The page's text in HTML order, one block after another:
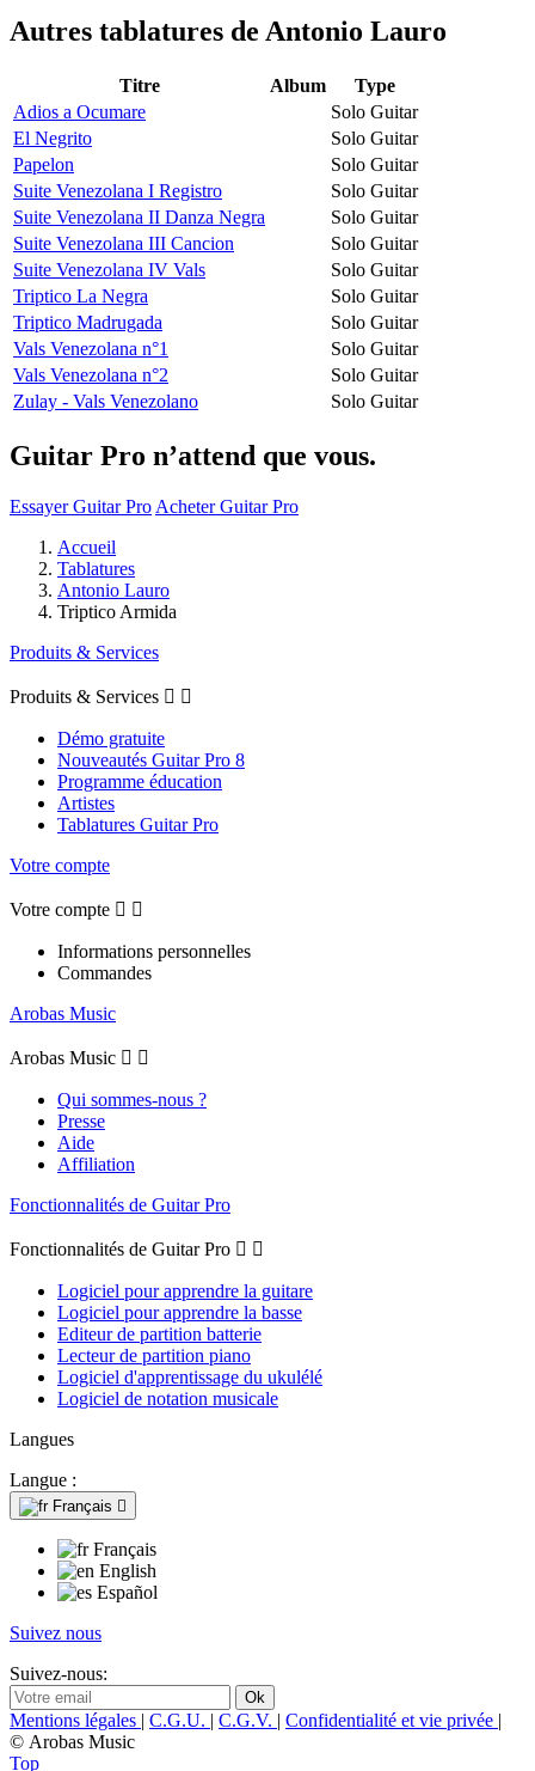
Autres tablatures de Antonio Lauro
Titre Album
Type
Adios a Ocumare
Solo Guitar
El Negrito
Solo Guitar
Papelon
Solo Guitar
Suite Venezolana I Registro
Solo Guitar
Suite Venezolana II Danza Negra
Solo Guitar
Suite Venezolana III Cancion
Solo Guitar
Suite Venezolana IV Vals
Solo Guitar
Triptico La Negra
Solo Guitar
Triptico Madrugada
Solo Guitar
Vals Venezolana n°1
Solo Guitar
Vals Venezolana n°2
Solo Guitar
Zulay - Vals Venezolano
Solo Guitar
Guitar Pro n’attend que vous.
Essayer Guitar Pro Acheter Guitar Pro
Accueil
Tablatures
Antonio Lauro
Triptico Armida
Produits & Services
Produits & Services  
Démo gratuite
Nouveautés Guitar Pro 8
Programme éducation
Artistes
Tablatures Guitar Pro
Votre compte
Votre compte  
Informations personnelles
Commandes
Arobas Music
Arobas Music  
Qui sommes-nous ?
Presse
Aide
Affiliation
Fonctionnalités de Guitar Pro
Fonctionnalités de Guitar Pro  
Logiciel pour apprendre la guitare
Logiciel pour apprendre la basse
Editeur de partition batterie
Lecteur de partition piano
Logiciel d'apprentissage du ukulélé
Logiciel de notation musicale
Langues
Langue :
Français 
Français
English
Español
Suivez nous
Suivez-nous:
Mentions légales | C.G.U. | C.G.V. | Confidentialité et vie privée |
© Arobas Music
Top